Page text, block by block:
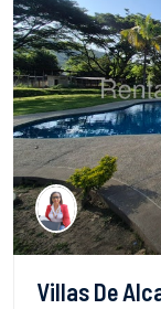
Villas De